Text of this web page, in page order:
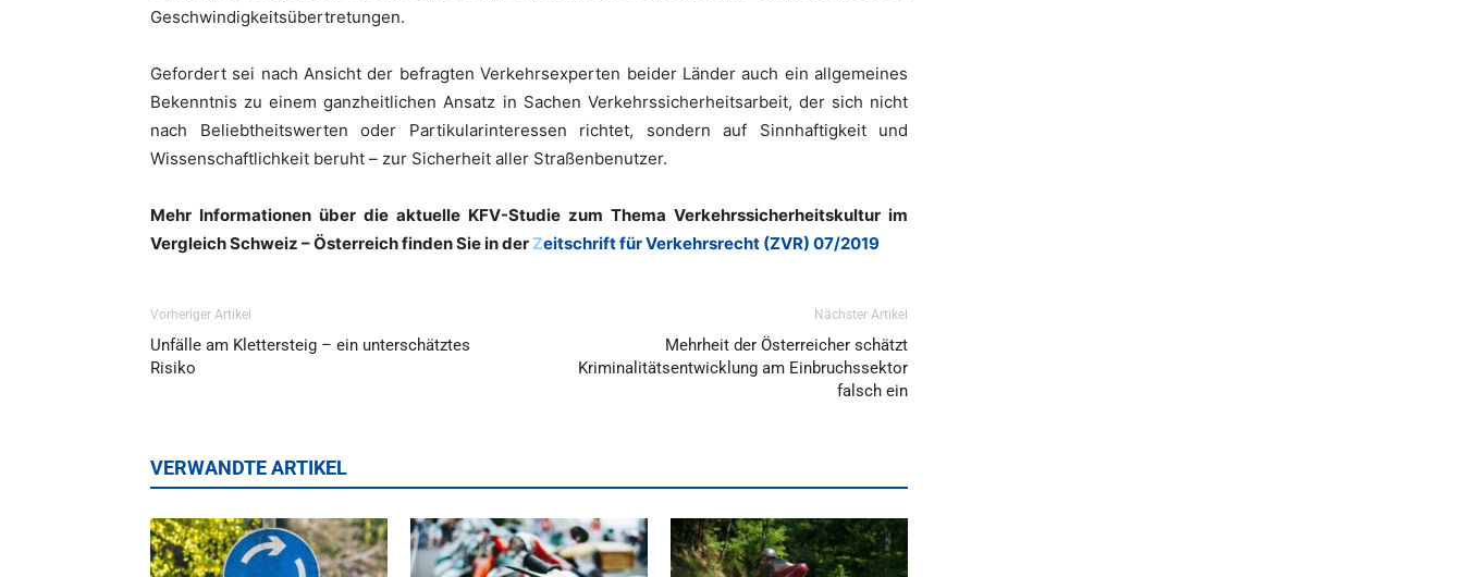
Geschwindigkeitsübertretungen.
Gefordert sei nach Ansicht der befragten Verkehrsexperten beider Länder auch ein allgemeines
Bekenntnis zu einem ganzheitlichen Ansatz in Sachen Verkehrssicherheitsarbeit, der sich nicht
nach Beliebtheitswerten oder Partikularinteressen richtet, sondern auf Sinnhaftigkeit und
Wissenschaftlichkeit beruht – zur Sicherheit aller Straßenbenutzer.
Mehr Informationen über die aktuelle KFV-Studie zum Thema Verkehrssicherheitskultur im
Vergleich Schweiz – Österreich finden Sie in der Zeitschrift für Verkehrsrecht (ZVR) 07/2019
Vorheriger Artikel
Unfälle am Klettersteig – ein unterschätztes
Risiko
Nächster Artikel
Mehrheit der Österreicher schätzt
Kriminalitätsentwicklung am Einbruchssektor
falsch ein
VERWANDTE ARTIKEL